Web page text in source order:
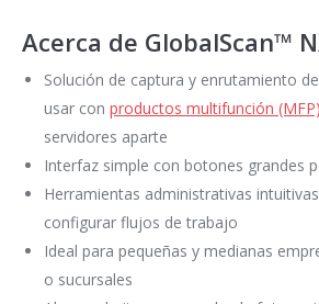
Acerca de GlobalScan™
Solución de captura y enrutamiento
usar con productos multifunción (MFP)
servidores aparte
Interfaz simple con botones grandes
Herramientas administrativas
configurar flujos de trabajo
Ideal para pequeñas y medianas
o sucursales